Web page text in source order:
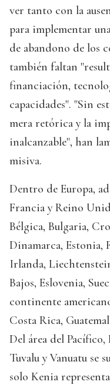
ver tanto con la
para implementar
de abandono de los
también faltan
financiación,
capacidades". "Sin
mera retórica y la
inalcanzable", han
misiva.
Dentro de Europa,
Francia y Reino
Bélgica, Bulgaria,
Dinamarca, Estonia,
Irlanda,
Bajos, Eslovenia,
continente
Costa Rica,
Del área del Pacífico,
Tuvalu y Vanuatu se
solo Kenia